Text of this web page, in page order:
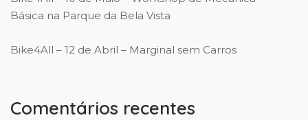
Básica na Parque da Bela Vista
Bike4All – 12 de Abril – Marginal sem Carros
Comentários recentes